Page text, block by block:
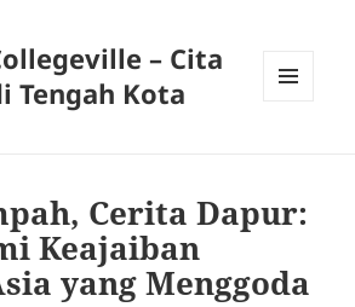
– Cita
Tengah Kota
Cerita Dapur:
Keajaiban
yang Menggoda